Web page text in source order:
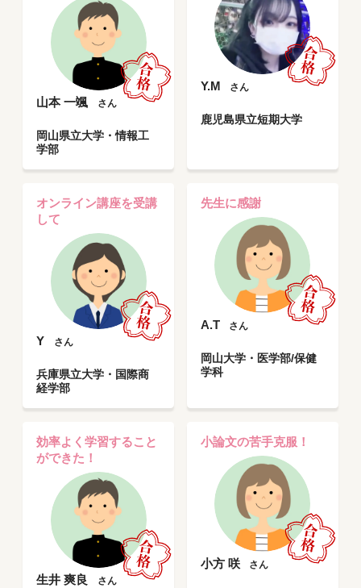
山本 一颯 さん
岡山県立大学・情報工
学部
Y.M さん
鹿児島県立短期大学
オンライン講座を受講
して
Y さん
兵庫県立大学・国際商
経学部
先生に感謝
A.T さん
岡山大学・医学部/保健
学科
効率よく学習すること
ができた！
生井 爽良 さん
小論文の苦手克服！
小方 咲 さん